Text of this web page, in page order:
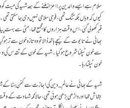
سلام ہے ایسے والدین پر ! اعزاز ملنے کے بعد شہید کی میت
کیوں کہ وہاں جگہ تنگ تھی ،فوجی سلامی نہیں دی جاسکتی
قبر کھولی گئی ،اس وقت ہزاروں کا مجمع تھا،مٹی سے بہت
بھائی نے تابوت کے نیچے ہاتھ ڈالا تو وہ تازہ خون سے تر
سے خون ٹپکنا شروع ہو گیا۔شہید کے خون کے تقدس کی
خون ٹپکتا رہا۔
شہید کے بھائی نے عالم_ دین کی اجازت سے کفن ہٹا کے
بشاش تھا اور داڑھی بڑھی ہوئی تھی ،حالانکہ شہادت کے